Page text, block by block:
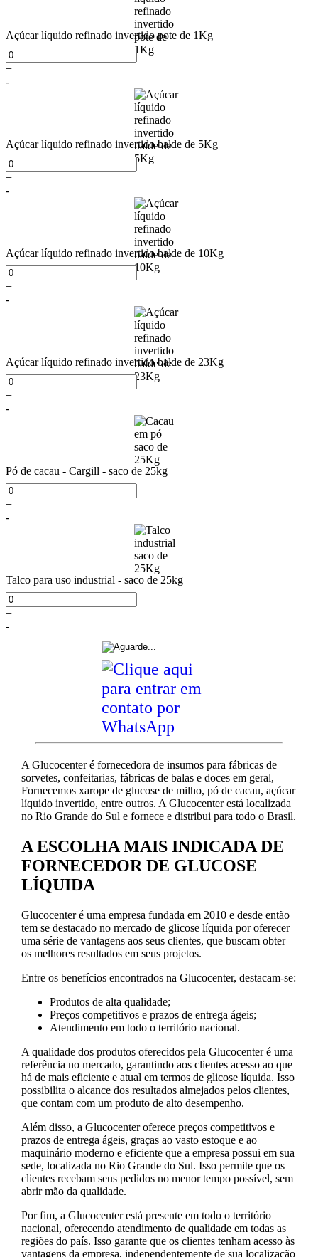
Açúcar líquido refinado invertido pote de 1Kg
+
-
Açúcar líquido refinado invertido balde de 5Kg
+
-
Açúcar líquido refinado invertido balde de 10Kg
+
-
Açúcar líquido refinado invertido balde de 23Kg
+
-
Pó de cacau - Cargill - saco de 25kg
+
-
Talco para uso industrial - saco de 25kg
+
-
A Glucocenter é fornecedora de insumos para fábricas de
sorvetes, confeitarias, fábricas de balas e doces em geral,
Fornecemos xarope de glucose de milho, pó de cacau, açúcar
líquido invertido, entre outros. A Glucocenter está localizada
no Rio Grande do Sul e fornece e distribui para todo o Brasil.
A ESCOLHA MAIS INDICADA DE
FORNECEDOR DE GLUCOSE
LÍQUIDA
Glucocenter é uma empresa fundada em 2010 e desde então
tem se destacado no mercado de glicose líquida por oferecer
uma série de vantagens aos seus clientes, que buscam obter
os melhores resultados em seus projetos.
Entre os benefícios encontrados na Glucocenter, destacam-se:
Produtos de alta qualidade;
Preços competitivos e prazos de entrega ágeis;
Atendimento em todo o território nacional.
A qualidade dos produtos oferecidos pela Glucocenter é uma
referência no mercado, garantindo aos clientes acesso ao que
há de mais eficiente e atual em termos de glicose líquida. Isso
possibilita o alcance dos resultados almejados pelos clientes,
que contam com um produto de alto desempenho.
Além disso, a Glucocenter oferece preços competitivos e
prazos de entrega ágeis, graças ao vasto estoque e ao
maquinário moderno e eficiente que a empresa possui em sua
sede, localizada no Rio Grande do Sul. Isso permite que os
clientes recebam seus pedidos no menor tempo possível, sem
abrir mão da qualidade.
Por fim, a Glucocenter está presente em todo o território
nacional, oferecendo atendimento de qualidade em todas as
regiões do país. Isso garante que os clientes tenham acesso às
vantagens da empresa, independentemente de sua localização